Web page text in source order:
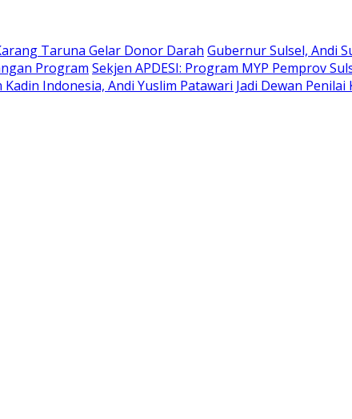
Taruna Gelar Donor Darah Gubernur Sulsel, Andi
Program Sekjen APDESI: Program MYP Pemprov
Kadin Indonesia, Andi Yuslim Patawari Jadi Dewan